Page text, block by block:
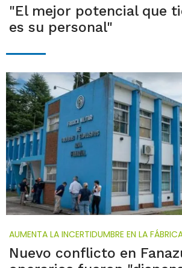
"El mejor potencial que
es su personal"
AUMENTA LA INCERTIDUMBRE EN LA
Nuevo conflicto en